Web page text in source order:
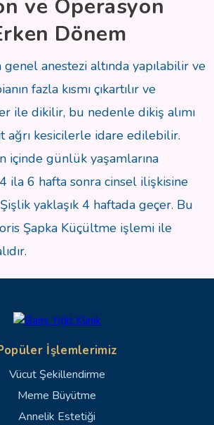
ve Operasyon
Dönem
anestezi altında yapılabilir ve
fazla kısmı çıkartılır ve
ile dikilir, bu nedenle dikiş alımı
ağrı kesicilerle idare edilebilir.
içinde günlük yaşamlarına
ila 6 hafta sonra cinsel ilişkisine
yaklaşık 4 haftada geçer. Bu
Şapka Küçültme işlemi ile
İşlemlerimiz
Vücut Şekillendirme
Meme Büyütme
Annelik Estetiği